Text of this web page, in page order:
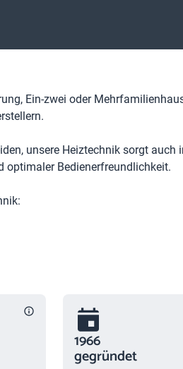
Ein-zwei oder
unsere Heiztechnik sorgt auch
optimaler Bedienerfreundlichkeit.
1966
gegründet